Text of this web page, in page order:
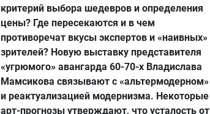
критерий выбора шедевров и определения
цены? Где пересекаются и в чем
противоречат вкусы экспертов и «наивных»
зрителей? Новую выставку представителя
«угрюмого» авангарда 60-70-х Владислава
Мамсикова связывают с «альтермодерном»
и реактуализацией модернизма. Некоторые
арт-прогнозы утверждают, что усталость от